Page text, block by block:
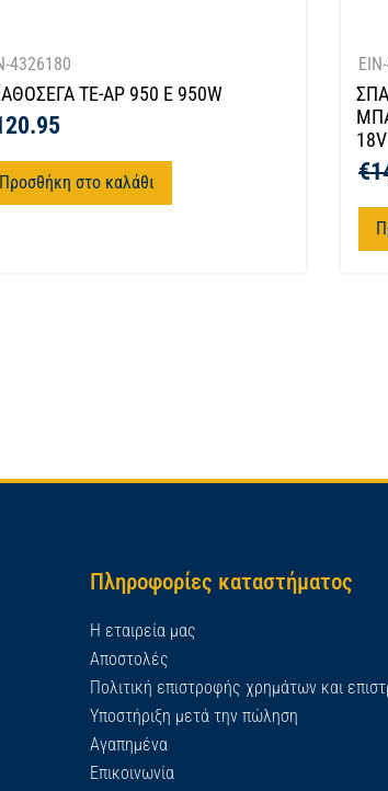
4326180
TE-AP 950 E 950W
Προσθήκη στο καλάθι
18V
€
Πληροφορίες καταστήματος
Η εταιρεία μας
Αποστολές
Πολιτική επιστροφής χρημάτων και
Υποστήριξη μετά την πώληση
Αγαπημένα
Επικοινωνία